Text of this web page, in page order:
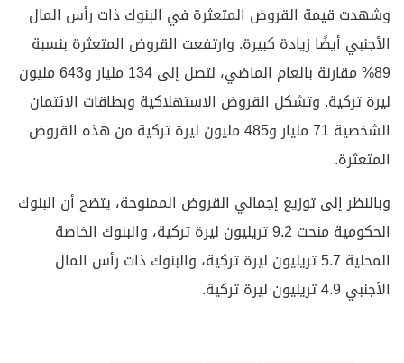
وشهدت قيمة القروض المتعثرة في البنوك ذات رأس المال
الأجنبي أيضًا زيادة كبيرة. وارتفعت القروض المتعثرة بنسبة
89% مقارنة بالعام الماضي، لتصل إلى 134 مليار و643 مليون
ليرة تركية. وتشكل القروض الاستهلاكية وبطاقات الائتمان
الشخصية 71 مليار و485 مليون ليرة تركية من هذه القروض
المتعثرة.
وبالنظر إلى توزيع إجمالي القروض الممنوحة، يتضح أن البنوك
الحكومية منحت 9.2 تريليون ليرة تركية، والبنوك الخاصة
المحلية 5.7 تريليون ليرة تركية، والبنوك ذات رأس المال
الأجنبي 4.9 تريليون ليرة تركية.